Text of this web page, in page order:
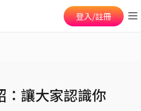
登入/註冊
：讓大家認識你